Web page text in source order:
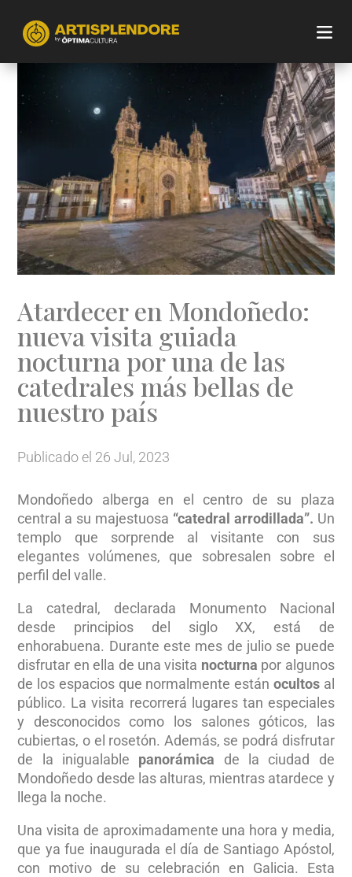
Atardecer en Mondoñedo:
nueva visita guiada
nocturna por una de las
catedrales más bellas de
nuestro país
Publicado el 26 Jul, 2023
Mondoñedo alberga en el centro de su plaza
central a su majestuosa “catedral arrodillada”. Un
templo que sorprende al visitante con sus
elegantes volúmenes, que sobresalen sobre el
perfil del valle.
La catedral, declarada Monumento Nacional
desde principios del siglo XX, está de
enhorabuena. Durante este mes de julio se puede
disfrutar en ella de una visita nocturna por algunos
de los espacios que normalmente están ocultosal
público. La visita recorrerá lugares tan especiales
y desconocidos como los salones góticos, las
cubiertas, o el rosetón. Además, se podrá disfrutar
de la inigualable panorámica de la ciudad de
Mondoñedo desde las alturas, mientras atardece y
llega la noche.
Una visita de aproximadamente una hora y media,
que ya fue inaugurada el día de Santiago Apóstol,
con motivo de su celebración en Galicia. Esta